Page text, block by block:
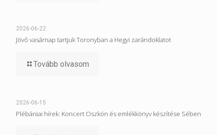
2026-06-22
Jövő vasárnap tartjuk Toronyban a Hegyi zarándoklatot
Tovább olvasom
2026-06-15
Plébániai hírek: Koncert Oszkón és emlékkönyv készítése Sében